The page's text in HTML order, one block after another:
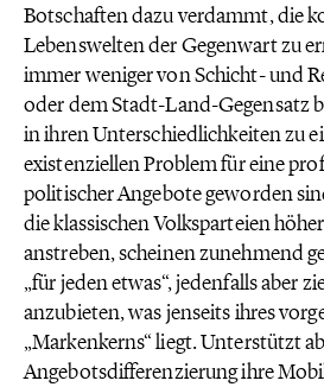
Botschaften dazu verdammt, die
Lebenswelten der Gegenwart zu
immer weniger von Schicht- und
oder dem Stadt-Land-Gegensatz
in ihren Unterschiedlichkeiten zu
existenziellen Problem für eine
politischer Angebote geworden
die klassischen Volksparteien
anstreben, scheinen zunehmend
„für jeden etwas“, jedenfalls aber
anzubieten, was jenseits ihres
„Markenkerns“ liegt. Unterstützt
Angebotsdifferenzierung ihre